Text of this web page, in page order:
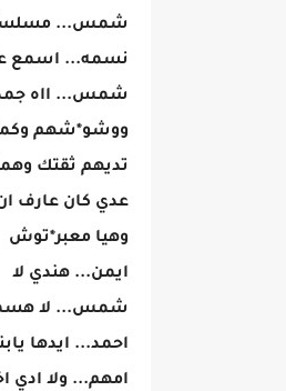
شمس... مسلسل
نسمه... اسمع
شمس... ااه جمد
ووشو*شهم
تديهم ثقتك
عدي كان عارف
وهيا معبر*توش
ايمن... هندي لا
شمس... لا
احمد... ايدها
امهم... ولا ادي